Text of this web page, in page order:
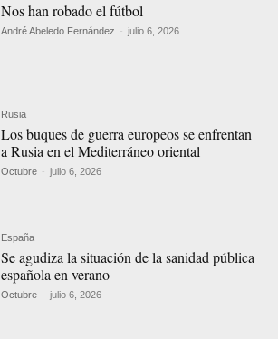
Nos han robado el fútbol
André Abeledo Fernández - julio 6, 2026
Rusia
Los buques de guerra europeos se enfrentan
a Rusia en el Mediterráneo oriental
Octubre - julio 6, 2026
España
Se agudiza la situación de la sanidad pública
española en verano
Octubre - julio 6, 2026